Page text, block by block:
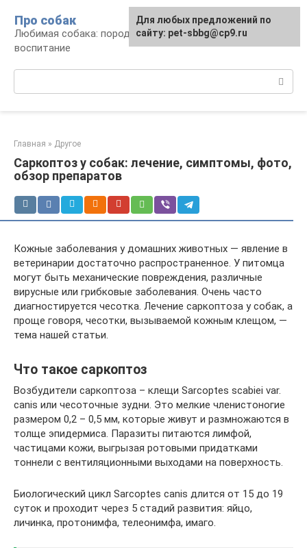
контенту
Про собак
Любимая собака: породы, содержание,
воспитание
Главная » Другое
Саркоптоз у собак: лечение, симптомы, фото,
обзор препаратов
Кожные заболевания у домашних животных — явление в
ветеринарии достаточно распространенное. У питомца
могут быть механические повреждения, различные
вирусные или грибковые заболевания. Очень часто
диагностируется чесотка. Лечение саркоптоза у собак, а
проще говоря, чесотки, вызываемой кожным клещом, —
тема нашей статьи.
Что такое саркоптоз
Возбудители саркоптоза – клещи Sarcoptes scabiei var.
canis или чесоточные зудни. Это мелкие членистоногие
размером 0,2 – 0,5 мм, которые живут и размножаются в
толще эпидермиса. Паразиты питаются лимфой,
частицами кожи, выгрызая ротовыми придатками
тоннели с вентиляционными выходами на поверхность.
Биологический цикл Sarcoptes canis длится от 15 до 19
суток и проходит через 5 стадий развития: яйцо,
личинка, протонимфа, телеонимфа, имаго.
Для любых предложений по
сайту: pet-sbbg@cp9.ru